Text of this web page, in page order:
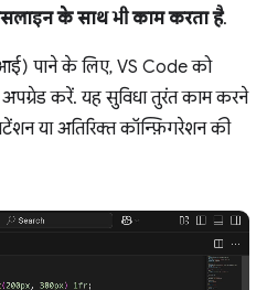
के साथ भी काम करता है.
पाने के लिए, VS Code को
करें. यह सुविधा तुरंत काम करने
या अतिरिक्त कॉन्फ़िगरेशन की